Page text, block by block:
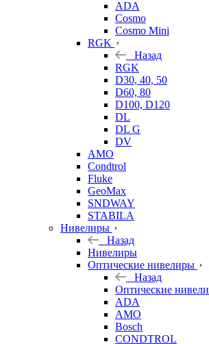
ADA
Cosmo
Cosmo Mini
RGK
Назад
RGK
D30, 40, 50
D60, 80
D100, D120
DL
DL G
DV
AMO
Condtrol
Fluke
GeoMax
SNDWAY
STABILA
Нивелиры
Назад
Нивелиры
Оптические нивелиры
Назад
Оптические
ADA
AMO
Bosch
CONDTROL